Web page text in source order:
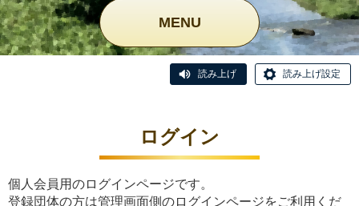
MENU
読み上げ 読み上げ設定
ログイン
個人会員用のログインページです。
登録団体の方は管理画面側のログインページをご利用くだ